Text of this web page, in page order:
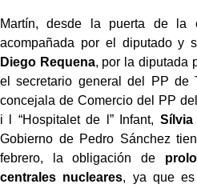
Martín, desde la puerta de la
acompañada por el diputado y
Diego Requena, por la diputada
el secretario general del PP de
concejala de Comercio del PP
i l “Hospitalet de l” Infant, Sílvia
Gobierno de Pedro Sánchez
febrero, la obligación de
centrales nucleares, ya que es